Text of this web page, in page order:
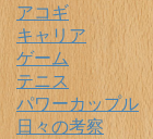
アコギ
キャリア
ゲーム
テニス
パワーカップル
日々の考察